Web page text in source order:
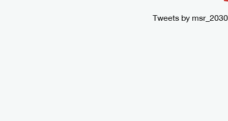
Tweets by msr_2030